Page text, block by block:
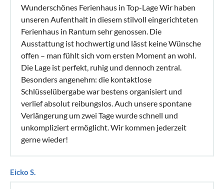
Wunderschönes Ferienhaus in Top-Lage Wir haben
unseren Aufenthalt in diesem stilvoll eingerichteten
Ferienhaus in Rantum sehr genossen. Die
Ausstattung ist hochwertig und lässt keine Wünsche
offen – man fühlt sich vom ersten Moment an wohl.
Die Lage ist perfekt, ruhig und dennoch zentral.
Besonders angenehm: die kontaktlose
Schlüsselübergabe war bestens organisiert und
verlief absolut reibungslos. Auch unsere spontane
Verlängerung um zwei Tage wurde schnell und
unkompliziert ermöglicht. Wir kommen jederzeit
gerne wieder!
Eicko S.